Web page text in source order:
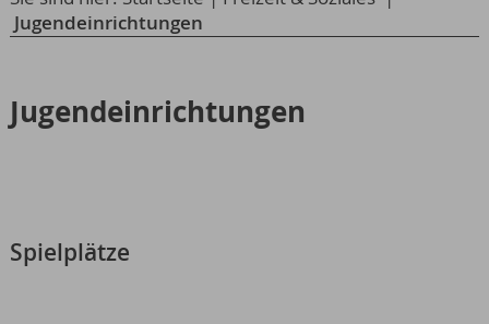
Jugendeinrichtungen
Jugendeinrichtungen
Spielplätze